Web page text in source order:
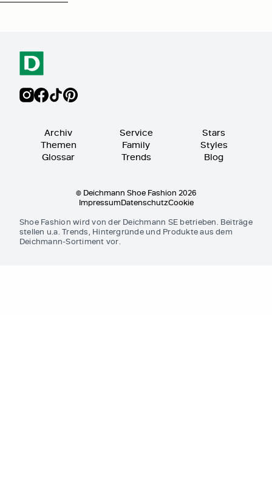
Archiv
Themen
Glossar
Service
Family
Trends
Stars
Styles
Blog
© Deichmann Shoe Fashion 2026
ImpressumDatenschutzCookie
Shoe Fashion wird von der Deichmann SE betrieben. Beiträge
stellen u.a. Trends, Hintergründe und Produkte aus dem
Deichmann-Sortiment vor.